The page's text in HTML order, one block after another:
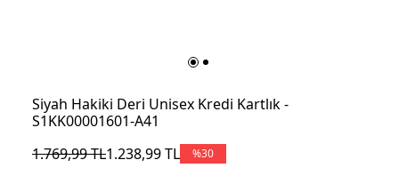
Siyah Hakiki Deri Unisex Kredi Kartlık -
S1KK00001601-A41
1.769,99TL1.238,99TL %30